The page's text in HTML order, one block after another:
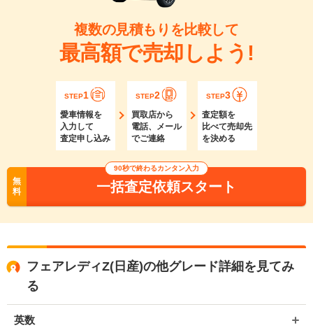
複数の見積もりを比較して
最高額で売却しよう!
STEP1
愛車情報を
入力して
査定申し込み
STEP2
買取店から
電話、メール
でご連絡
STEP3
査定額を
比べて売却先
を決める
無
料
90秒で終わるカンタン入力
一括査定依頼スタート
フェアレディZ(日産)の他グレード詳細を見てみ
る
英数